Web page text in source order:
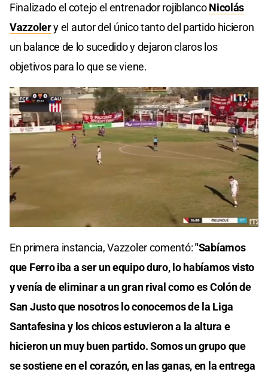
Finalizado el cotejo el entrenador rojiblancoNicolás
Vazzolery el autor del único tanto del partido hicieron
un balance de lo sucedido y dejaron claros los
objetivos para lo que se viene.
En primera instancia, Vazzoler comentó:"Sabíamos
que Ferro iba a ser un equipo duro, lo habíamos visto
y venía de eliminar a un gran rival como es Colón de
San Justo que nosotros lo conocemos de la Liga
Santafesina y los chicos estuvieron a la altura e
hicieron un muy buen partido. Somos un grupo que
se sostiene en el corazón, en las ganas, en la entrega